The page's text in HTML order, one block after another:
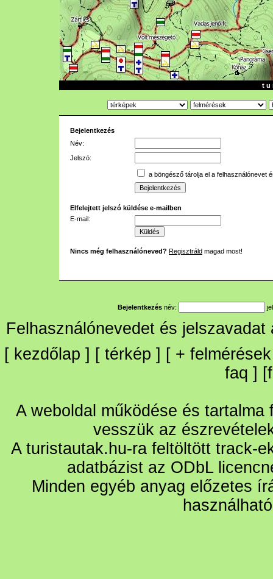
t u
Bejelentkezés
Név:
Jelszó:
a böngésző tárolja el a felhasználónevet
Elfelejtett jelszó küldése e-mailben
E-mail:
Nincs még felhasználóneved? Regisztráld magad most!
Bejelentkezés név:
Felhasználónevedet és
[ kezdőlap ] [ térkép ] [ + felmérések
faq ] [
A weboldal működése és
vesszük az
A turistautak.hu-ra feltöltött track-
adatbázist az ODbL
Minden egyéb anyag előzetes